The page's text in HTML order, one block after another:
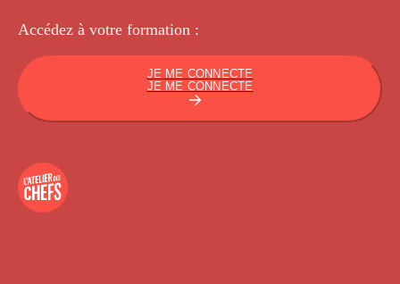
Accédez à votre formation :
JE ME CONNECTE
JE ME CONNECTE